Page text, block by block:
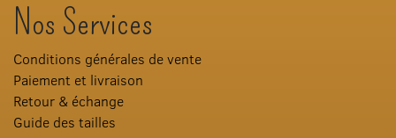
Nos Services
Conditions générales de vente
Paiement et livraison
Retour & échange
Guide des tailles